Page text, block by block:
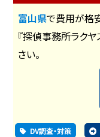
富山県で費用が格
『探偵事務所ラク
さい。
DV調査・対策